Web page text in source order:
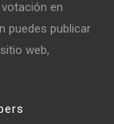
en
puedes publicar
web,